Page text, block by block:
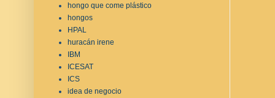
hongo que come plástico
hongos
HPAL
huracán irene
IBM
ICESAT
ICS
idea de negocio